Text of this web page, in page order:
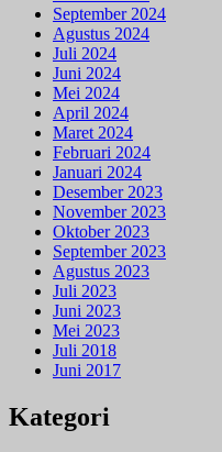
September 2024
Agustus 2024
Juli 2024
Juni 2024
Mei 2024
April 2024
Maret 2024
Februari 2024
Januari 2024
Desember 2023
November 2023
Oktober 2023
September 2023
Agustus 2023
Juli 2023
Juni 2023
Mei 2023
Juli 2018
Juni 2017
Kategori